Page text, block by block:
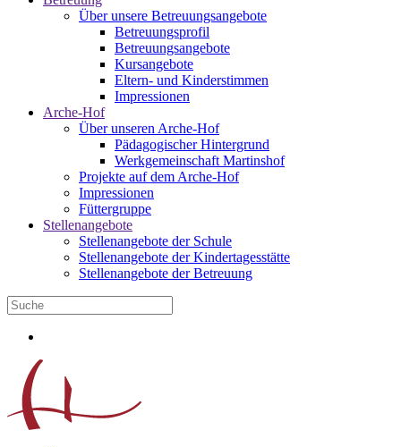
Über unsere Betreuungsangebote
Betreuungsprofil
Betreuungsangebote
Kursangebote
Eltern- und Kinderstimmen
Impressionen
Arche-Hof
Über unseren Arche-Hof
Pädagogischer Hintergrund
Werkgemeinschaft Martinshof
Projekte auf dem Arche-Hof
Impressionen
Füttergruppe
Stellenangebote
Stellenangebote der Schule
Stellenangebote der Kindertagesstätte
Stellenangebote der Betreuung